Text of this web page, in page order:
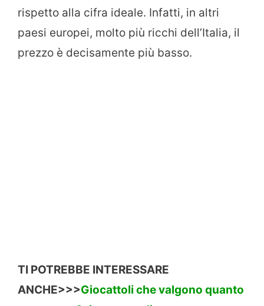
rispetto alla cifra ideale. Infatti, in altri
paesi europei, molto più ricchi dell’Italia, il
prezzo è decisamente più basso.
TI POTREBBE INTERESSARE
ANCHE>>>Giocattoli che valgono quanto